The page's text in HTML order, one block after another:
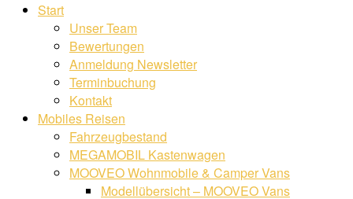
Start
Unser Team
Bewertungen
Anmeldung Newsletter
Terminbuchung
Kontakt
Mobiles Reisen
Fahrzeugbestand
MEGAMOBIL Kastenwagen
MOOVEO Wohnmobile & Camper Vans
Modellübersicht – MOOVEO Vans